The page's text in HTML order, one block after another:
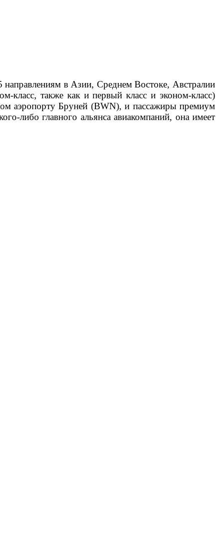
направлениям в Азии, Среднем Востоке, Австралии
класс, также как и первый класс и эконом-класс)
аэропорту Бруней (BWN), и пассажиры премиум
либо главного альянса авиакомпаний, она имеет